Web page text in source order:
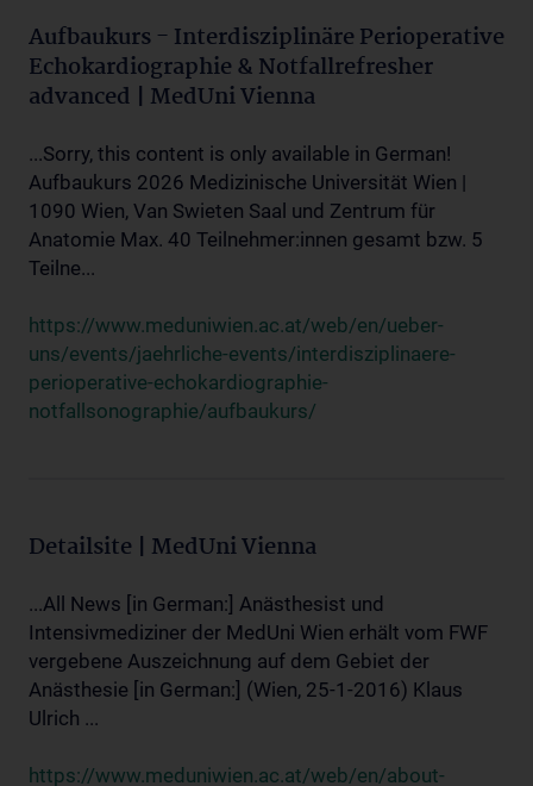
Aufbaukurs - Interdisziplinäre Perioperative
Echokardiographie & Notfallrefresher
advanced | MedUni Vienna
...Sorry, this content is only available in German!
Aufbaukurs 2026 Medizinische Universität Wien |
1090 Wien, Van Swieten Saal und Zentrum für
Anatomie Max. 40 Teilnehmer:innen gesamt bzw. 5
Teilne...
https://www.meduniwien.ac.at/web/en/ueber-
uns/events/jaehrliche-events/interdisziplinaere-
perioperative-echokardiographie-
notfallsonographie/aufbaukurs/
Detailsite | MedUni Vienna
...All News [in German:] Anästhesist und
Intensivmediziner der MedUni Wien erhält vom FWF
vergebene Auszeichnung auf dem Gebiet der
Anästhesie [in German:] (Wien, 25-1-2016) Klaus
Ulrich ...
https://www.meduniwien.ac.at/web/en/about-